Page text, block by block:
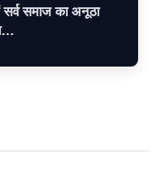
सर्व समाज का अनूठा